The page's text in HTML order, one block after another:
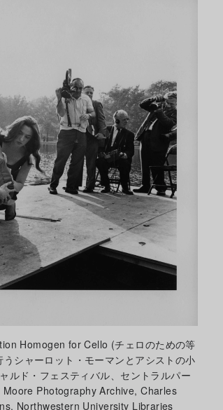
Homogen for Cello (チェロのための等
シャーロット・モーマンとアシストの小
ルド・フェスティバル、セントラルパー
Photography Archive, Charles
Northwestern University Libraries